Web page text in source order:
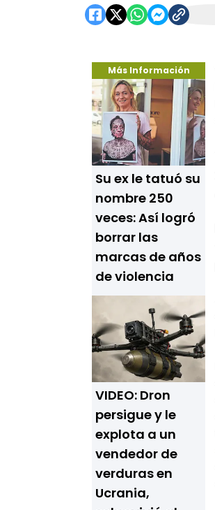
Más Información
Su ex le tatuó su
nombre 250
veces: Así logró
borrar las
marcas de años
de violencia
VIDEO: Dron
persigue y le
explota a un
vendedor de
verduras en
Ucrania,